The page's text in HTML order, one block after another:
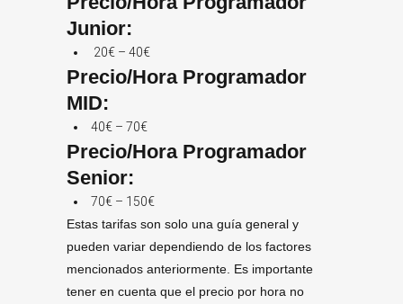
Junior:
20€ – 40€
Precio/Hora Programador
MID:
40€ – 70€
Precio/Hora Programador
Senior:
70€ – 150€
Estas tarifas son solo una guía general y
pueden variar dependiendo de los factores
mencionados anteriormente. Es importante
tener en cuenta que el precio por hora no